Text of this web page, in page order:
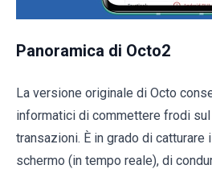
Panoramica di Octo2
La versione originale di Octo
informatici di commettere frodi
transazioni. È in grado di catturare
schermo (in tempo reale), di